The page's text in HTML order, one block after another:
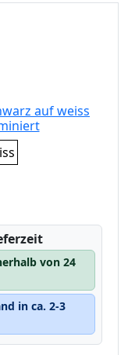
auf weiss
von 24
in ca. 2-3